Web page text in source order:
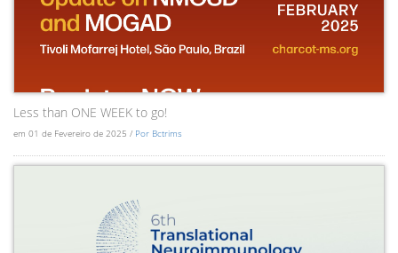
Less than ONE WEEK to go!
em 01 de Fevereiro de 2025 / Por Bctrims